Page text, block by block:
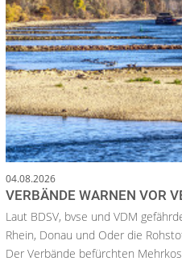
04.08.2026
VERBÄNDE WARNEN VOR
Laut BDSV, bvse und VDM
Rhein, Donau und Oder die
Der Verbände befürchten